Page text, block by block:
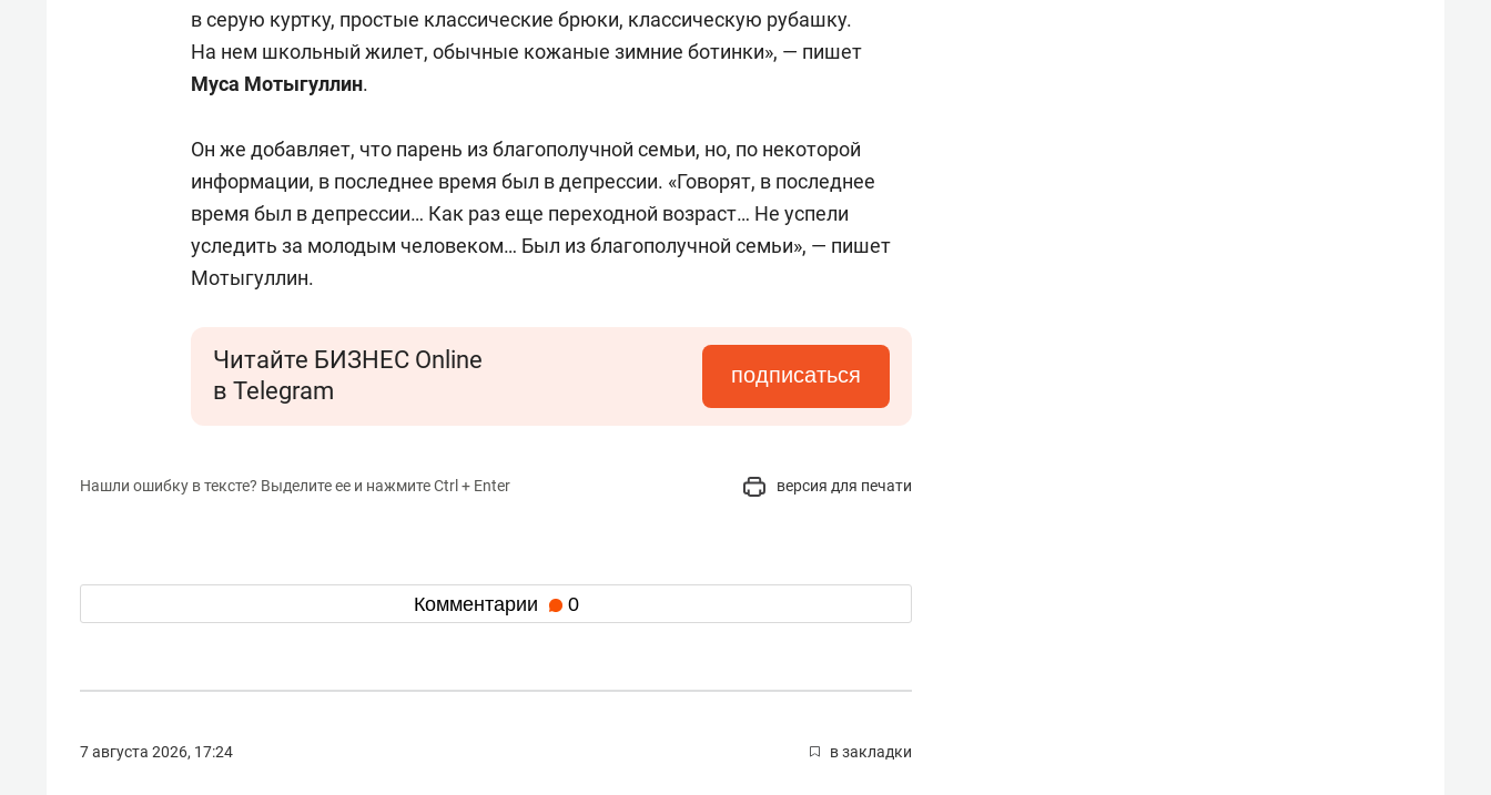
в серую куртку, простые классические брюки, классическую рубашку.
На нем школьный жилет, обычные кожаные зимние ботинки», — пишет
Муса Мотыгуллин.
Он же добавляет, что парень из благополучной семьи, но, по некоторой
информации, в последнее время был в депрессии. «Говорят, в последнее
время был в депрессии… Как раз еще переходной возраст… Не успели
уследить за молодым человеком… Был из благополучной семьи», — пишет
Мотыгуллин.
Читайте БИЗНЕС Online
в Telegram
подписаться
Нашли ошибку в тексте? Выделите ее и нажмите Ctrl + Enter версия для печати
Комментарии 0
7 августа 2026, 17:24 в закладки